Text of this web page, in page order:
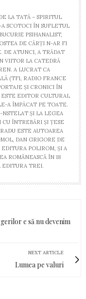
LA TATĂ – SPIRITUL
SCOTOCI ÎN SUFLETUL
PSIHANALIST,
DE CĂRȚI N-AR FI
DE ATUNCI, A TRĂDAT
VIITOR LA CATEDRĂ
A LUCRAT CA
(TF1, RADIO FRANCE
ȘI CRONICI ÎN
ESTE EDITOR CULTURAL
A ÎMPĂCAT PE TOATE.
NSTELAT ȘI LA LEGEA
ÎNTREBĂRI ȘI ȚESE
ESTE AUTOAREA
DAN GRIGORE DE
EDITURA POLIROM, ȘI A
ROMÂNEASCĂ ÎN 18
EDITURA TREI.
e să nu devenim
NEXT ARTICLE
Lumea pe valuri